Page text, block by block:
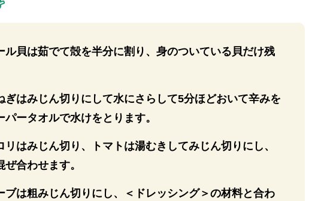
ル貝は茹でて殻を半分に割り、身のついている貝だけ残
ぎはみじん切りにして水にさらして5分ほどおいて辛みを
パータオルで水けをとります。
リはみじん切り、トマトは湯むきしてみじん切りにし、
ぜ合わせます。
ブは粗みじん切りにし、＜ドレッシング＞の材料と合わ